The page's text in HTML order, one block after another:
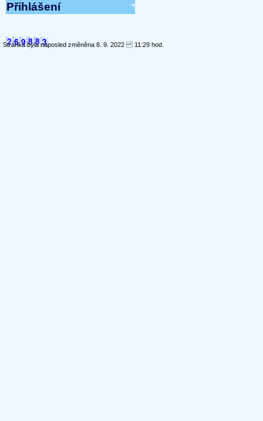
Přihlášení
Stránka byla naposled změněna 8. 9. 2022 11:29 hod.